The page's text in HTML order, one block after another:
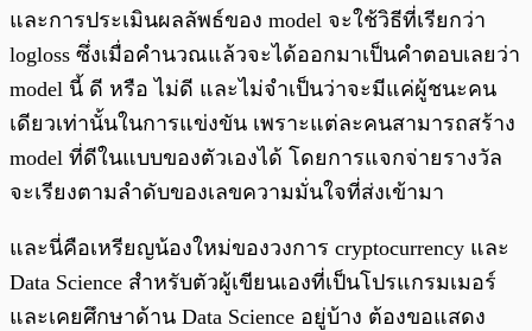
และการประเมินผลลัพธ์ของ model จะใช้วิธีที่เรียกว่า
logloss ซึ่งเมื่อคำนวณแล้วจะได้ออกมาเป็นคำตอบเลยว่า
model นี้ ดี หรือ ไม่ดี และไม่จำเป็นว่าจะมีแค่ผู้ชนะคน
เดียวเท่านั้นในการแข่งขัน เพราะแต่ละคนสามารถสร้าง
model ที่ดีในแบบของตัวเองได้ โดยการแจกจ่ายรางวัล
จะเรียงตามลำดับของเลขความมั่นใจที่ส่งเข้ามา
และนี่คือเหรียญน้องใหม่ของวงการ cryptocurrency และ
Data Science สำหรับตัวผู้เขียนเองที่เป็นโปรแกรมเมอร์
และเคยศึกษาด้าน Data Science อยู่บ้าง ต้องขอแสดง